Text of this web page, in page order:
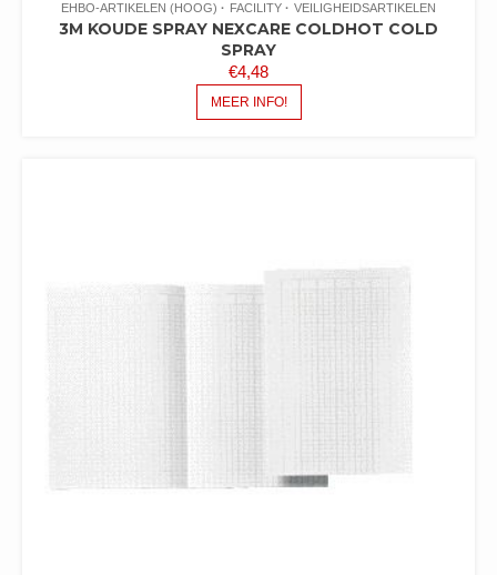
EHBO-ARTIKELEN (HOOG) FACILITY VEILIGHEIDSARTIKELEN
3M KOUDE SPRAY NEXCARE COLDHOT COLD
SPRAY
€4,48
MEER INFO!